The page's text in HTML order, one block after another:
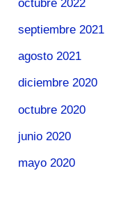
octubre 2022
septiembre 2021
agosto 2021
diciembre 2020
octubre 2020
junio 2020
mayo 2020